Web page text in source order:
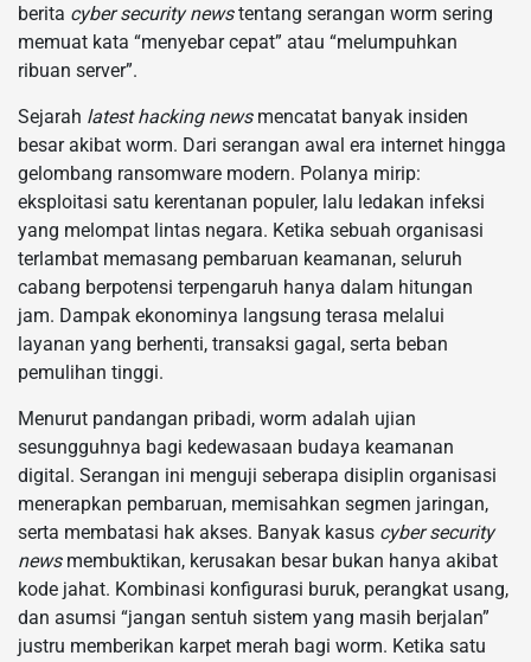
berita cyber security newstentang serangan worm sering
memuat kata “menyebar cepat” atau “melumpuhkan
ribuan server”.
Sejarah latest hacking newsmencatat banyak insiden
besar akibat worm. Dari serangan awal era internet hingga
gelombang ransomware modern. Polanya mirip:
eksploitasi satu kerentanan populer, lalu ledakan infeksi
yang melompat lintas negara. Ketika sebuah organisasi
terlambat memasang pembaruan keamanan, seluruh
cabang berpotensi terpengaruh hanya dalam hitungan
jam. Dampak ekonominya langsung terasa melalui
layanan yang berhenti, transaksi gagal, serta beban
pemulihan tinggi.
Menurut pandangan pribadi, worm adalah ujian
sesungguhnya bagi kedewasaan budaya keamanan
digital. Serangan ini menguji seberapa disiplin organisasi
menerapkan pembaruan, memisahkan segmen jaringan,
serta membatasi hak akses. Banyak kasus cyber security
newsmembuktikan, kerusakan besar bukan hanya akibat
kode jahat. Kombinasi konfigurasi buruk, perangkat usang,
dan asumsi “jangan sentuh sistem yang masih berjalan”
justru memberikan karpet merah bagi worm. Ketika satu